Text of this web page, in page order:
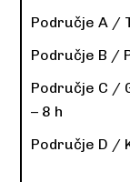
Područje A /
Područje B /
Područje C /
– 8 h
Područje D /